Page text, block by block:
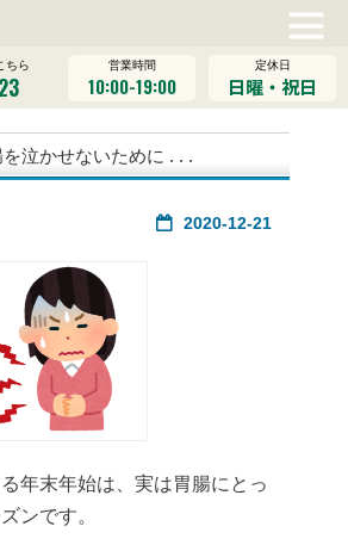
ちら 営業時間
10:00-19:00
定休日
日曜・祝日
泣かせないために . . .
2020-12-21
年末年始は、実は胃腸にとっ
ンです。